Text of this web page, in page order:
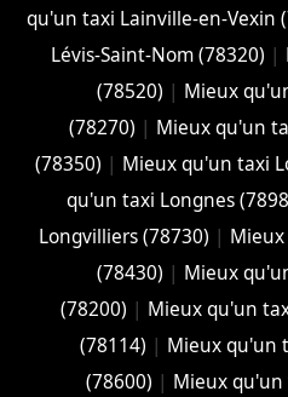
qu'un taxi Lainville-en-Vexin
Lévis-Saint-Nom (78320) |
(78520) | Mieux
(78270) | Mieux qu'un
(78350) | Mieux qu'un taxi
qu'un taxi Longnes
Longvilliers (78730) |
(78430) | Mieux
(78200) | Mieux qu'un
(78114) | Mieux qu'un
(78600) | Mieux qu'un